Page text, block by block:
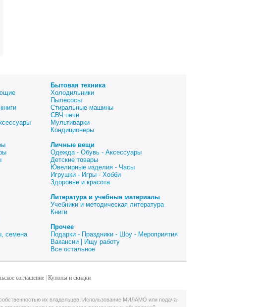
Бытовая техника
Холодильники
Пылесосы
Стиральные машины
СВЧ печи
Мультиварки
Кондиционеры
Личные вещи
Одежда - Обувь - Аксессуары
Детские товары
Ювелирные изделия - Часы
Игрушки - Игры - Хобби
Здоровье и красота
семена
Литература и учебные материалы
Учебники и методическая литература
Книги
Прочее
Подарки - Праздники - Шоу - Мероприятия
Вакансии | Ищу работу
Все остальное
соглашение| Купоны и скидки
их владельцев. Использование МИЛАМО или подача